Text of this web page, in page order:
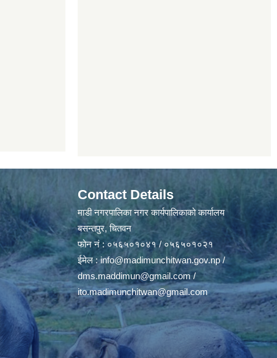
Contact Details
माडी नगरपालिका नगर कार्यपालिकाको कार्यालय
बसन्तपुर, चितवन
फोन नं : ०५६५०१०४१ / ०५६५०१०२१
ईमेल :info@madimunchitwan.gov.np /
dms.maddimun@gmail.com/
ito.madimunchitwan@gmail.com